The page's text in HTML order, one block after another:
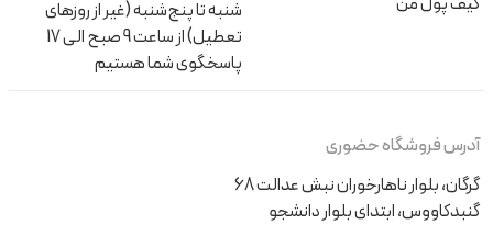
شنبه تا پنج‌شنبه (غیر از روزهای
تعطیل) از ساعت 9 صبح الی 17
پاسخگوی شما هستیم
آدرس فروشگاه حضوری
گرگان، بلوار ناهارخوران نبش عدالت 68
گنبدکاووس، ابتدای بلوار دانشجو